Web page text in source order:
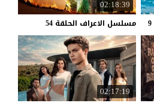
9
02:18:39
مسلسل الاعراف الحلقة 54
02:17:19